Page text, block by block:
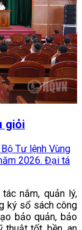
giỏi
Tư lệnh Vùng
2026. Đại tá
nắm, quản lý,
ký sổ sách công
bảo quản, bảo